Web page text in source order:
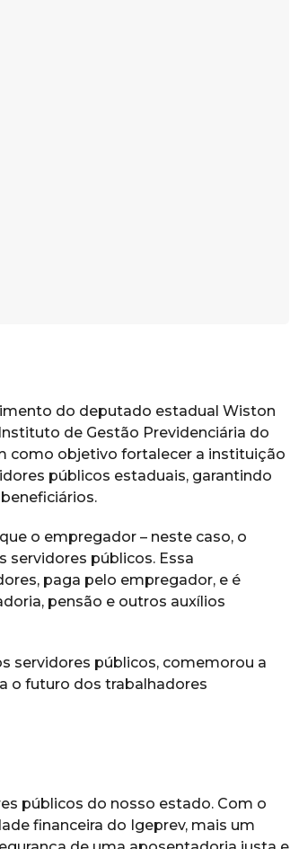
do deputado estadual Wiston
de Gestão Previdenciária do
como objetivo fortalecer a instituição
públicos estaduais, garantindo
o empregador – neste caso, o
servidores públicos. Essa
paga pelo empregador, e é
pensão e outros auxílios
servidores públicos, comemorou a
o futuro dos trabalhadores
públicos do nosso estado. Com o
financeira do Igeprev, mais um